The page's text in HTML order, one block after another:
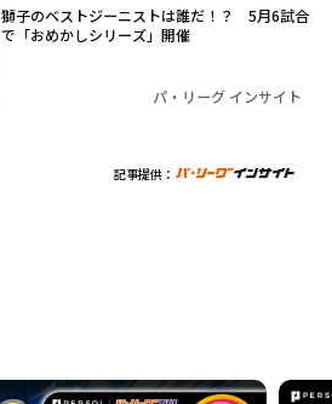
獅子のベストジーニストは誰だ！？ 5月6試合
で「おめかしシリーズ」開催
パ・リーグ インサイト
記事提供：